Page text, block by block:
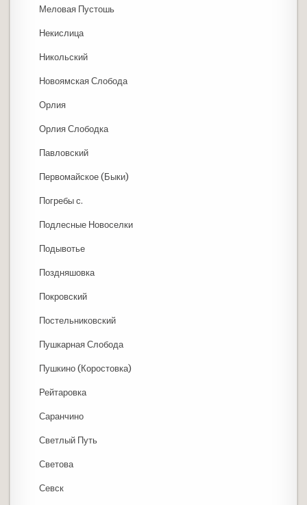
Меловая Пустошь
Некислица
Никольский
Новоямская Слобода
Орлия
Орлия Слободка
Павловский
Первомайское (Быки)
Погребы с.
Подлесные Новоселки
Подывотье
Поздняшовка
Покровский
Постельниковский
Пушкарная Слобода
Пушкино (Коростовка)
Рейтаровка
Саранчино
Светлый Путь
Светова
Севск